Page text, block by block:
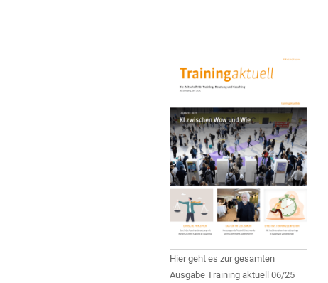
Hier geht es zur gesamten
Ausgabe Training aktuell 06/25